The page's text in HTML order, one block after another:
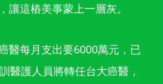
這樁美事蒙上一層灰。
醫每月支出要6000萬元，已
醫護人員將轉任台大癌醫，